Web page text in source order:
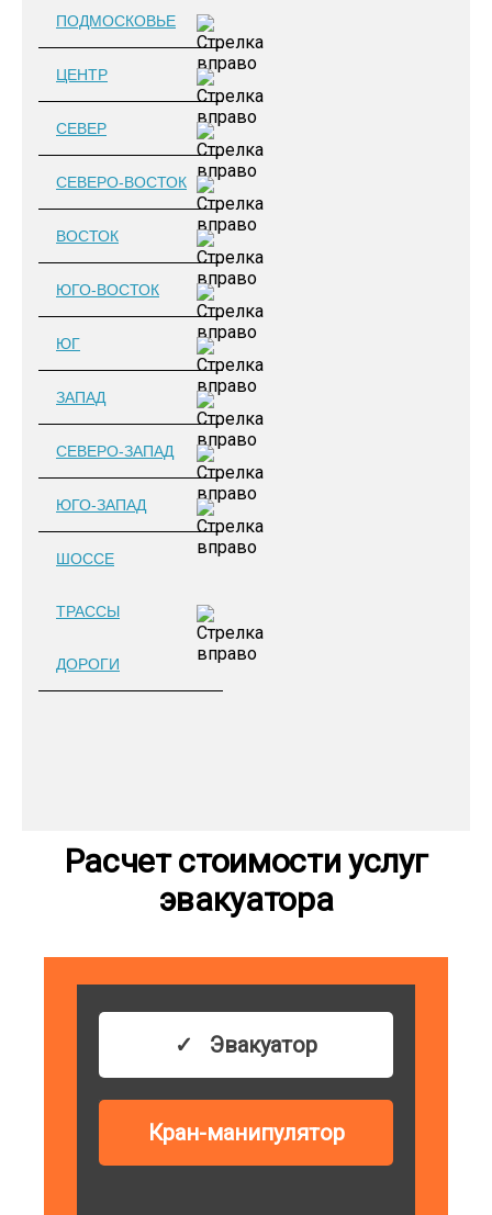
ПОДМОСКОВЬЕ
ЦЕНТР
СЕВЕР
СЕВЕРО-ВОСТОК
ВОСТОК
ЮГО-ВОСТОК
ЮГ
ЗАПАД
СЕВЕРО-ЗАПАД
ЮГО-ЗАПАД
ШОССЕ
ТРАССЫ
ДОРОГИ
Расчет стоимости услуг
эвакуатора
Эвакуатор
Кран-манипулятор